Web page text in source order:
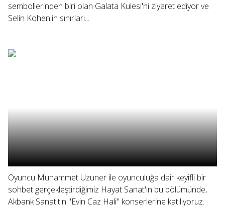
sembollerinden biri olan Galata Kulesi'ni ziyaret ediyor ve
Selin Kohen'in sınırları...
Oyuncu Muhammet Uzuner ile oyunculuğa dair keyifli bir
sohbet gerçekleştirdiğimiz Hayat Sanat'ın bu bölümünde,
Akbank Sanat'tın "Evin Caz Hali" konserlerine katılıyoruz.